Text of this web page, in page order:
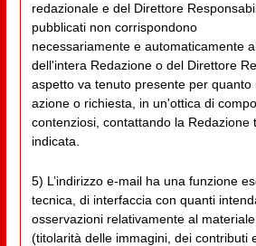
redazionale e del Direttore
pubblicati non corrispondono
necessariamente e automaticamente
dell'intera Redazione o del Direttore
aspetto va tenuto presente per
azione o richiesta, in un'ottica di
contenziosi, contattando la Redazione
indicata.
5) L’indirizzo e-mail ha una funzione
tecnica, di interfaccia con quanti
osservazioni relativamente al
(titolarità delle immagini, dei contributi